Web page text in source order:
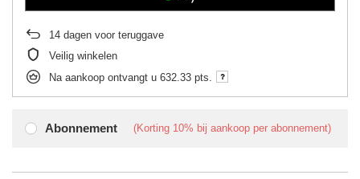
Abonnement (Korting 10% bij aankoop per abonnement)
14 dagen voor teruggave
Veilig winkelen
Na aankoop ontvangt u 632.33 pts.